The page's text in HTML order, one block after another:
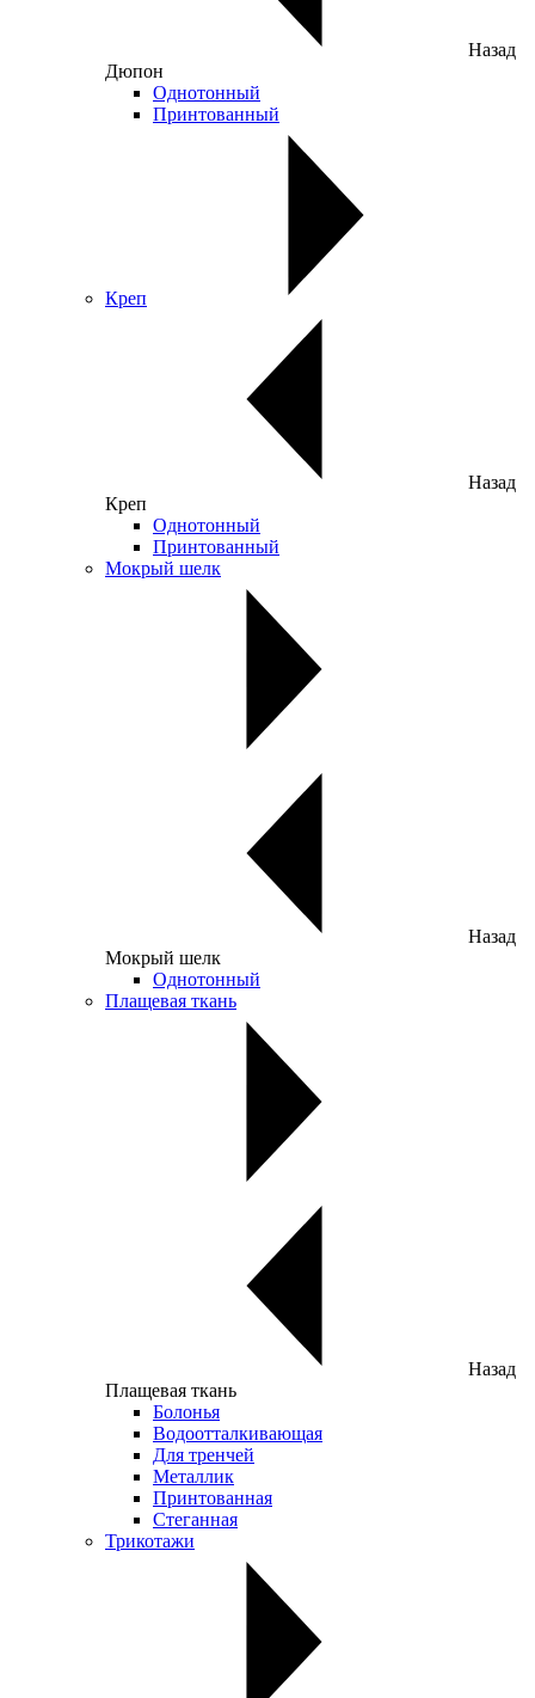
Назад
Дюпон
Однотонный
Принтованный
Креп
Назад
Креп
Однотонный
Принтованный
Мокрый шелк
Назад
Мокрый шелк
Однотонный
Плащевая ткань
Назад
Плащевая ткань
Болонья
Водоотталкивающая
Для тренчей
Металлик
Принтованная
Стеганная
Трикотажи